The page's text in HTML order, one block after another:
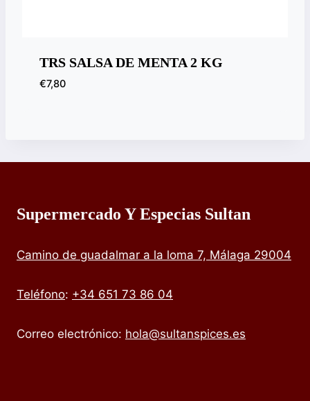
TRS SALSA DE MENTA 2 KG
€7,80
Supermercado Y Especias Sultan
Camino de guadalmar a la loma 7, Málaga 29004
Teléfono: +34 651 73 86 04
Correo electrónico: hola@sultanspices.es